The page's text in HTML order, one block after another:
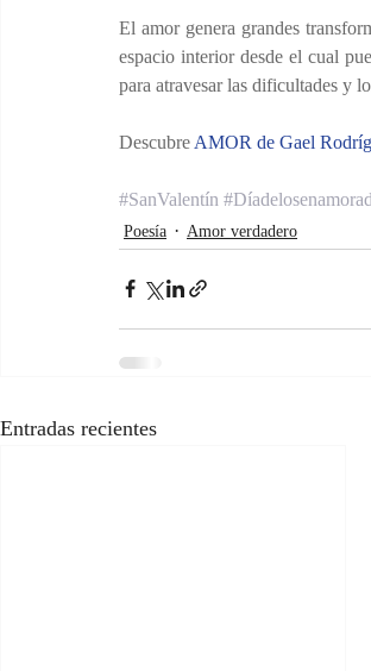
El amor genera grandes
espacio interior desde el cual
para atravesar las dificultades y
Descubre AMOR de Gael
#SanValentín
Poesía Amor verdadero
Entradas recientes